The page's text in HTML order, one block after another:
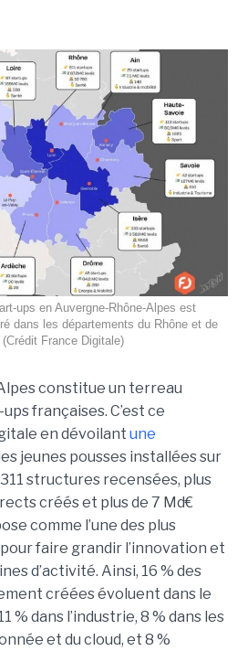
ups en Auvergne-Rhône-Alpes est
dans les départements du Rhône et de
(Crédit France Digitale)
constitue un terreau
françaises. C’est ce
en dévoilant une
jeunes pousses installées sur
structures recensées, plus
créés et plus de 7 Md€
comme l’une des plus
faire grandir l’innovation et
d’activité. Ainsi, 16 % des
créées évoluent dans le
% dans l’industrie, 8 % dans les
et du cloud, et 8 %